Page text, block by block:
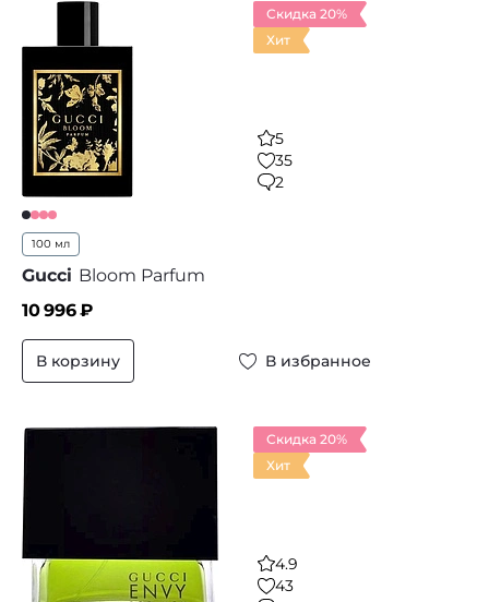
Скидка 20%
Хит
5
35
2
100 мл
Gucci Bloom Parfum
10 996₽
В корзину В избранное
Скидка 20%
Хит
4.9
43